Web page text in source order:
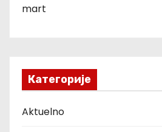
mart
Категорије
Aktuelno